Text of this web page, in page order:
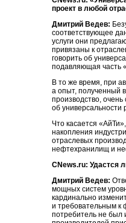
проект в любой
Дмитрий Ведев:
соответствующее
услуги они
привязаны к
говорить об
подавляющая часть
В то же время, при
а опыт, полученный
производство,
об универсальности
Что касается
накопления
отраслевых
нефтехранилищ и
CNews.ru: Удастся
Дмитрий Ведев:
мощных систем
кардинально
и требовательным к
потребитель не был